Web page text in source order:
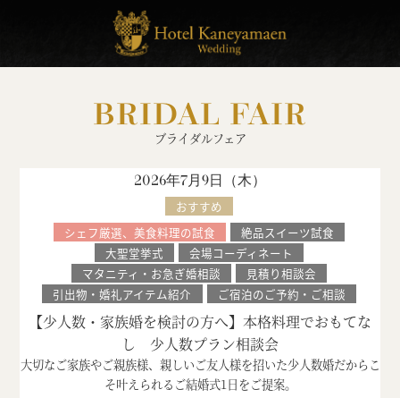
BRIDAL FAIR
ブライダルフェア
2026年7月9日（木）
おすすめ
シェフ厳選、美食料理の試食
絶品スイーツ試食
大聖堂挙式
会場コーディネート
マタニティ・お急ぎ婚相談
見積り相談会
引出物・婚礼アイテム紹介
ご宿泊のご予約・ご相談
【少人数・家族婚を検討の方へ】本格料理でおもてな
し 少人数プラン相談会
大切なご家族やご親族様、親しいご友人様を招いた少人数婚だからこ
そ叶えられるご結婚式1日をご提案。